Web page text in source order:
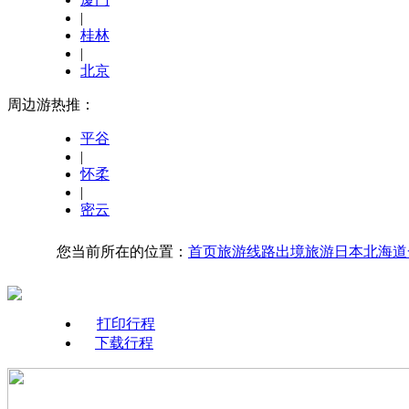
|
桂林
|
北京
周边游热推：
平谷
|
怀柔
|
密云
您当前所在的位置： 首页旅游线路出境旅游日本北海
打印行程
下载行程